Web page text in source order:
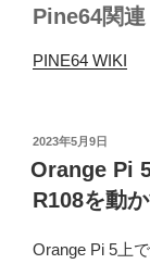
Pine64関連
PINE64 WIKI
投
稿
日:
2023年5月9日
Orange Pi
R108を動
Orange Pi 5上